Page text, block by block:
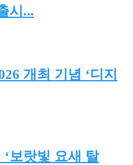
시...
개최 기념 ‘디지
보랏빛 요새 탈